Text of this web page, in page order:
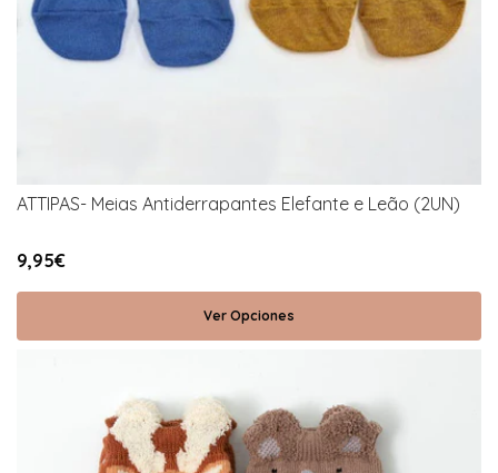
ATTIPAS- Meias Antiderrapantes Elefante e Leão (2UN)
9,95€
Ver Opciones